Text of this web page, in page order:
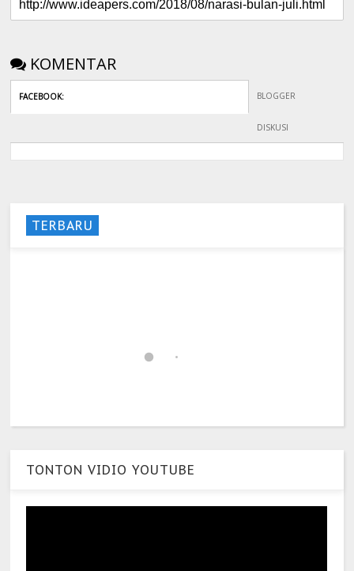
KOMENTAR
FACEBOOK: BLOGGER
DISKUSI
TERBARU
TONTON VIDIO YOUTUBE